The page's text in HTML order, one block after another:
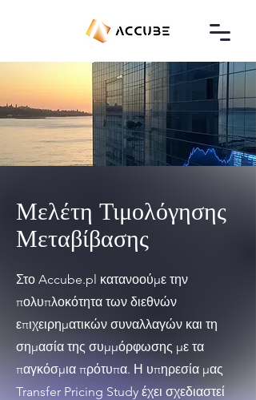
Μελέτη Τιμολόγησης
Μεταβίβασης
Στο Accube.pl κατανοούμε την
πολυπλοκότητα των διεθνών
επιχειρηματικών συναλλαγών και τη
σημασία της συμμόρφωσης με τα
παγκόσμια πρότυπα. Η υπηρεσία μας
Transfer Pricing Study έχει σχεδιαστεί